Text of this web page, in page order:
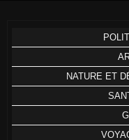
NATURE ET